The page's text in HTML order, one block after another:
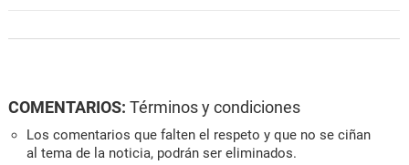
COMENTARIOS: Términos y condiciones
Los comentarios que falten el respeto y que no se ciñan
al tema de la noticia, podrán ser eliminados.